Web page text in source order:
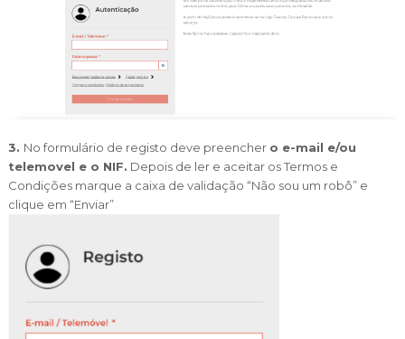
SERVIÇOS
MAPA DO PORTAL
3. No formulário de registo deve preencher o e-mail e/ou
telemovel e o NIF. Depois de ler e aceitar os Termos e
Condições marque a caixa de validação “Não sou um robô” e
clique em “Enviar”